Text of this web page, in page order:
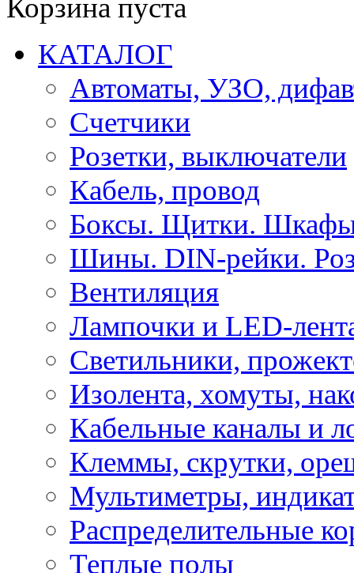
Корзина пуста
КАТАЛОГ
Автоматы, УЗО,
Счетчики
Розетки, выключатели
Кабель, провод
Боксы. Щитки.
Шины. DIN-рейки.
Вентиляция
Лампочки и LED-
Светильники,
Изолента, хомуты,
Кабельные каналы и
Клеммы, скрутки,
Мультиметры,
Распределительные
Теплые полы